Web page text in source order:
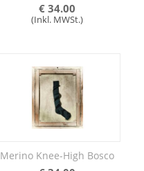
€ 34.00
(Inkl. MWSt.)
Merino Knee-High Bosco